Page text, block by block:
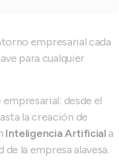
empresarial cada
para cualquier
desde el
la creación de
Inteligencia Artificial a
la empresa alavesa.